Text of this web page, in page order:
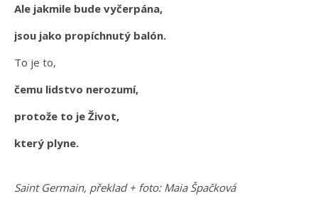
Ale jakmile bude vyčerpána,
jsou jako propíchnutý balón.
To je to,
čemu lidstvo nerozumí,
protože to je Život,
který plyne.
Saint Germain, překlad + foto: Maia Špačková